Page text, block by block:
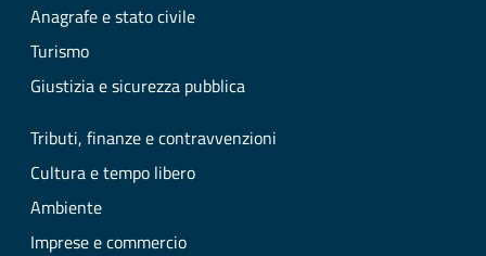
Anagrafe e stato civile
Turismo
Giustizia e sicurezza pubblica
Tributi, finanze e contravvenzioni
Cultura e tempo libero
Ambiente
Imprese e commercio